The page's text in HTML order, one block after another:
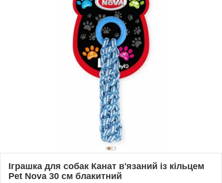
Іграшка для собак Канат в'язаний із кільцем
Pet Nova 30 см блакитний